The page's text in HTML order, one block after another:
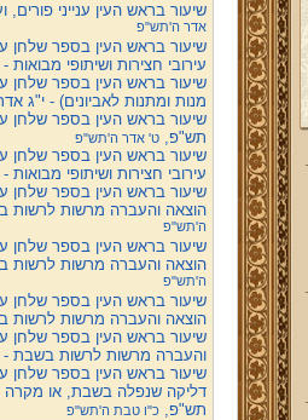
שיעור בראש העין ענייני
אדר ה'תש"פ
שיעור בראש העין בספר שלחן
עירובי חצירות ושיתופי
שיעור בראש העין בספר שלחן
מנות ומתנות לאביונים) - י"ג
שיעור בראש העין בספר שלחן
תש"פ,ט' אדר ה'תש"פ
שיעור בראש העין בספר שלחן
עירובי חצירות ושיתופי
שיעור בראש העין בספר שלחן
הוצאה והעברה מרשות
ה'תש"פ
שיעור בראש העין בספר שלחן
הוצאה והעברה מרשות
ה'תש"פ
שיעור בראש העין בספר שלחן
הוצאה והעברה מרשות
שיעור בראש העין בספר שלחן
והעברה מרשות לרשות
שיעור בראש העין בספר שלחן
דליקה שנפלה בשבת, או
תש"פ,כ"ו טבת ה'תש"פ